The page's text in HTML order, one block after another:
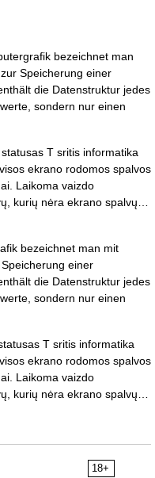
bezeichnet man
Speicherung einer
die Datenstruktur jedes
sondern nur einen
T sritis informatika
ekrano rodomos spalvos
Laikoma vaizdo
kurių nėra ekrano spalvų…
bezeichnet man mit
einer
die Datenstruktur jedes
sondern nur einen
T sritis informatika
ekrano rodomos spalvos
Laikoma vaizdo
kurių nėra ekrano spalvų…
18+